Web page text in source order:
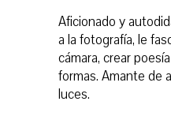
Aficionado y
a la fotografía, le
cámara, crear
formas. Amante de
luces.